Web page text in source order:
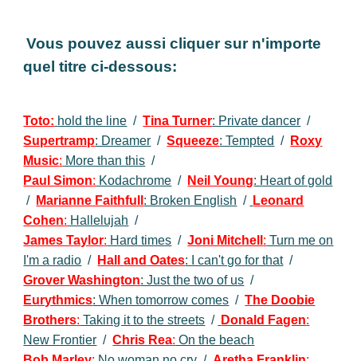
Vous pouvez aussi cliquer sur n'importe
quel titre ci-dessous:
Toto: hold the line /Tina Turner: Private dancer /
Supertramp: Dreamer /Squeeze: Tempted / Roxy
Music: More than this /
Paul Simon: Kodachrome / Neil Young: Heart of gold
/ Marianne Faithfull : Broken English / Leonard
Cohen: Hallelujah /
James Taylor: Hard times /Joni Mitchell : Turn me on
I'm a radio / Halland Oates: I can't go for that/
Grover Washington: Just the two of us /
Eurythmics: When tomorrow comes /The Doobie
Brothers: Taking it to the streets / Donald Fagen:
New Frontier /Chris Rea: On the beach